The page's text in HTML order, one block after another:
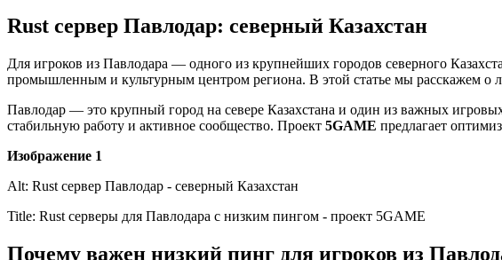
Rust сервер Павлодар: северный Казахстан
Для игроков из Павлодара — одного из крупнейших городов северного
промышленным и культурным центром региона. В этой статье мы расскажем о
Павлодар — это крупный город на севере Казахстана и один из важных
стабильную работу и активное сообщество. Проект 5GAME предлагает
Изображение 1
Alt: Rust сервер Павлодар - северный Казахстан
Title: Rust серверы для Павлодара с низким пингом - проект 5GAME
Почему важен низкий пинг для игроков из